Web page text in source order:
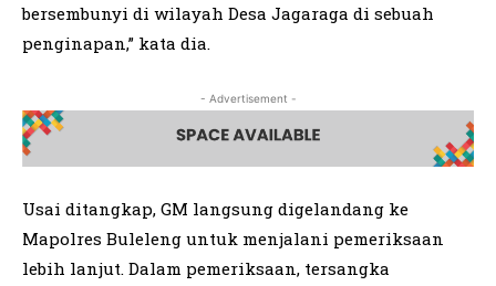
bersembunyi di wilayah Desa Jagaraga di sebuah
penginapan,” kata dia.
- Advertisement -
Usai ditangkap, GM langsung digelandang ke
Mapolres Buleleng untuk menjalani pemeriksaan
lebih lanjut. Dalam pemeriksaan, tersangka